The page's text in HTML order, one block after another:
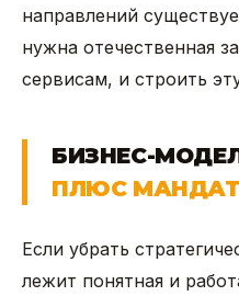
направлений
нужна отечественная
сервисам, и строить
БИЗНЕС-
ПЛЮС МАНДАТ
Если убрать
лежит понятная и